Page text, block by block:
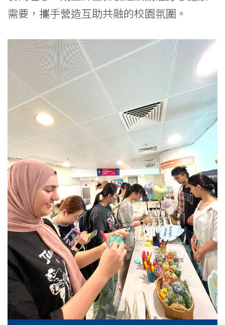
需要，攜手營造互助共融的校園氛圍。